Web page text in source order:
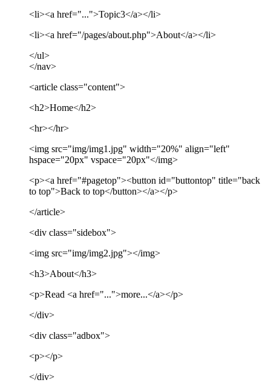
<li><a href="...">Topic3</a></li>
<li><a href="/pages/about.php">About</a></li>
</ul>
</nav>
<article class="content">
<h2>Home</h2>
<hr></hr>
<img src="img/img1.jpg" width="20%" align="left"
hspace="20px" vspace="20px"</img>
<p><a href="#pagetop"><button id="buttontop" title="back
to top">Back to top</button></a></p>
</article>
<div class="sidebox">
<img src="img/img2.jpg"></img>
<h3>About</h3>
<p>Read <a href="...">more...</a></p>
</div>
<div class="adbox">
<p></p>
</div>